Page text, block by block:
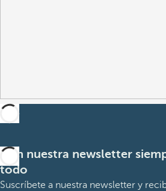
Con nuestra newsletter
todo
Suscríbete a nuestra newsletter y